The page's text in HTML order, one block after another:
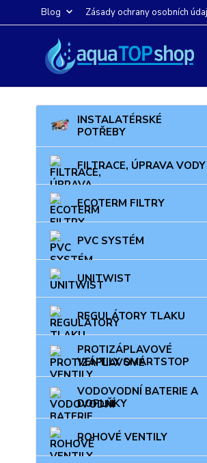
Blog Zásady ochrany osobních
INSTALATÉRSKÉ
POTŘEBY
FILTRACE, ÚPRAVA VODY
ECOTERM FILTRY
PVC SYSTÉM
UNITWIST
REGULÁTORY TLAKU
PROTIZÁPLAVOVÉ
VENTILY SMARTSTOP
VODOVODNÍ BATERIE A
DOPLŇKY
ROHOVÉ VENTILY